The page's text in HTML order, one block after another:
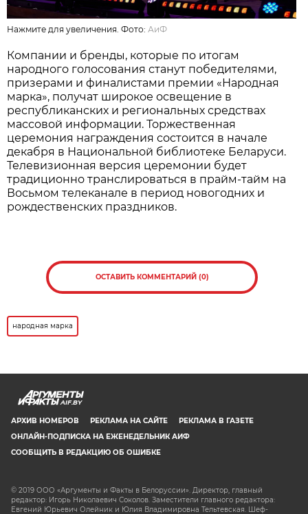
Нажмите для увеличения. Фото:АиФ
Компании и бренды, которые по итогам
народного голосования станут победителями,
призерами и финалистами премии «Народная
марка», получат широкое освещение в
республиканских и региональных средствах
массовой информации. Торжественная
церемония награждения состоится в начале
декабря в Национальной библиотеке Беларуси.
Телевизионная версия церемонии будет
традиционно транслироваться в прайм-тайм на
Восьмом телеканале в период новогодних и
рождественских праздников.
ОСТАВИТЬ КОММЕНТАРИЙ (0)
народная марка
AIF.BY
АРХИВ НОМЕРОВ РЕКЛАМА НА САЙТЕ
РЕКЛАМА В ГАЗЕТЕ
ОНЛАЙН-ПОДПИСКА НА ЕЖЕНЕДЕЛЬНИК АИФ
СООБЩИТЬ В РЕДАКЦИЮ ОБ ОШИБКЕ
© 2019 ООО «Аргументы и Факты в Белоруссии». Директор, главный
редактор: Игорь Николаевич Соколов. Заместители главного редактора:
Евгений Юрьевич Олейник и Юлия Владимировна Тельтевская. Шеф-